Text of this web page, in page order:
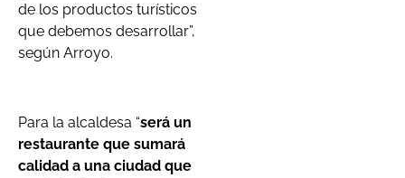
de los productos turísticos
que debemos desarrollar”,
según Arroyo.
Para la alcaldesa “será un
restaurante que sumará
calidad a una ciudad que